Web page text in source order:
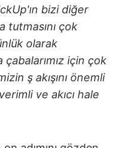
bizi diğer
tutmasını çok
olarak
için çok
ş akışını önemli
ve akıcı hale